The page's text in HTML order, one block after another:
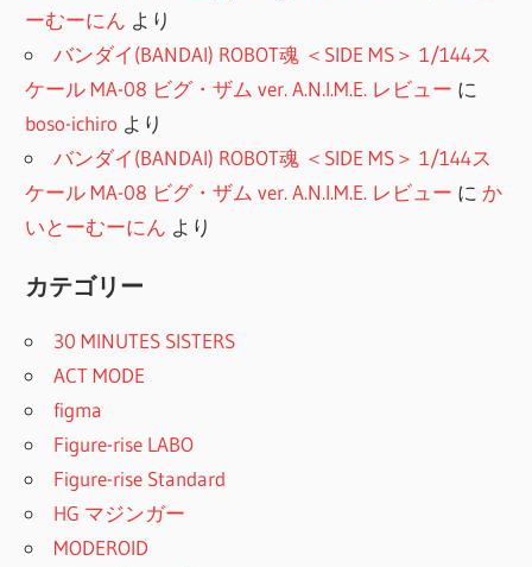
ーむーにん より
バンダイ(BANDAI) ROBOT魂 ＜SIDE MS＞ 1/144ス
ケール MA-08 ビグ・ザム ver. A.N.I.M.E. レビュー に
boso-ichiro より
バンダイ(BANDAI) ROBOT魂 ＜SIDE MS＞ 1/144ス
ケール MA-08 ビグ・ザム ver. A.N.I.M.E. レビュー に か
いとーむーにん より
カテゴリー
30 MINUTES SISTERS
ACT MODE
figma
Figure-rise LABO
Figure-rise Standard
HG マジンガー
MODEROID